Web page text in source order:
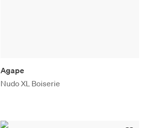
Agape
Nudo XL Boiserie